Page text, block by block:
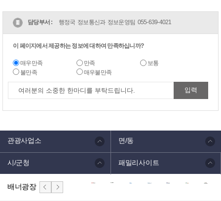
담당부서 : 행정국 정보통신과 정보운영팀 055-639-4021
이 페이지에서 제공하는 정보에 대하여 만족하십니까?
매우만족 만족
보통
불만족
매우불만족
관광사업소 면/동
시/군청 패밀리사이트
배너광장